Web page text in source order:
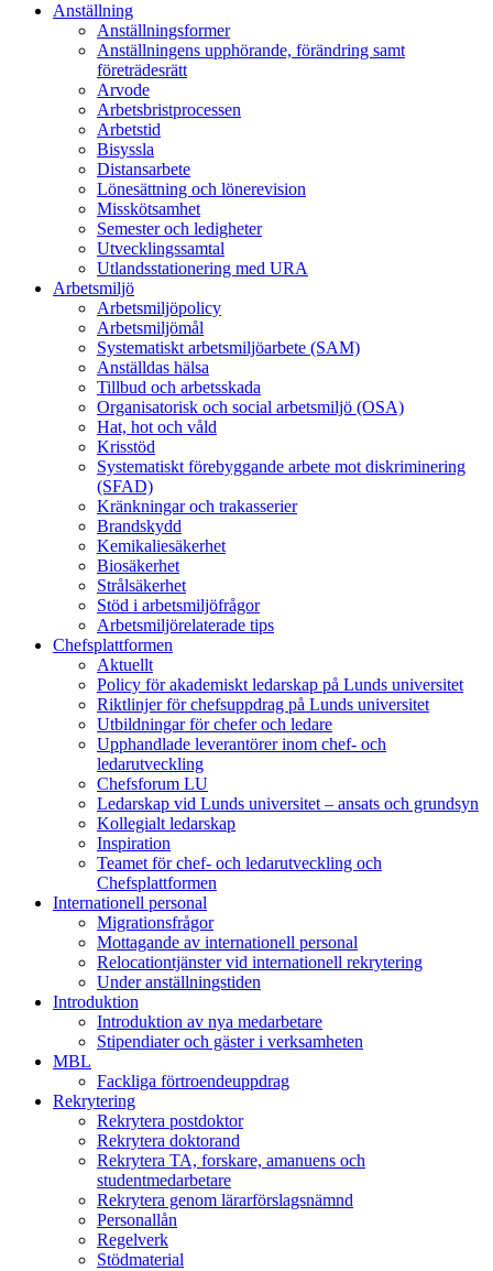
Anställning
Anställningsformer
Anställningens upphörande, förändring samt
företrädesrätt
Arvode
Arbetsbristprocessen
Arbetstid
Bisyssla
Distansarbete
Lönesättning och lönerevision
Misskötsamhet
Semester och ledigheter
Utvecklingssamtal
Utlandsstationering med URA
Arbetsmiljö
Arbetsmiljöpolicy
Arbetsmiljömål
Systematiskt arbetsmiljöarbete (SAM)
Anställdas hälsa
Tillbud och arbetsskada
Organisatorisk och social arbetsmiljö (OSA)
Hat, hot och våld
Krisstöd
Systematiskt förebyggande arbete mot diskriminering
(SFAD)
Kränkningar och trakasserier
Brandskydd
Kemikaliesäkerhet
Biosäkerhet
Strålsäkerhet
Stöd i arbetsmiljöfrågor
Arbetsmiljörelaterade tips
Chefsplattformen
Aktuellt
Policy för akademiskt ledarskap på Lunds universitet
Riktlinjer för chefsuppdrag på Lunds universitet
Utbildningar för chefer och ledare
Upphandlade leverantörer inom chef- och
ledarutveckling
Chefsforum LU
Ledarskap vid Lunds universitet – ansats och grundsyn
Kollegialt ledarskap
Inspiration
Teamet för chef- och ledarutveckling och
Chefsplattformen
Internationell personal
Migrationsfrågor
Mottagande av internationell personal
Relocationtjänster vid internationell rekrytering
Under anställningstiden
Introduktion
Introduktion av nya medarbetare
Stipendiater och gäster i verksamheten
MBL
Fackliga förtroendeuppdrag
Rekrytering
Rekrytera postdoktor
Rekrytera doktorand
Rekrytera TA, forskare, amanuens och
studentmedarbetare
Rekrytera genom lärarförslagsnämnd
Personallån
Regelverk
Stödmaterial